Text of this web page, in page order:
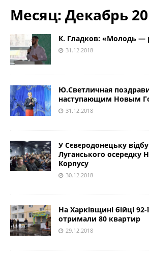
Месяц: Декабрь
К. Гладков: «Молодь —
31.12.2018
Ю.Светличная
наступающим Новым
31.12.2018
У Сєвєродонецьку
Луганського осередку
Корпусу
30.12.2018
На Харківщині бійці
отримали 80 квартир
29.12.2018